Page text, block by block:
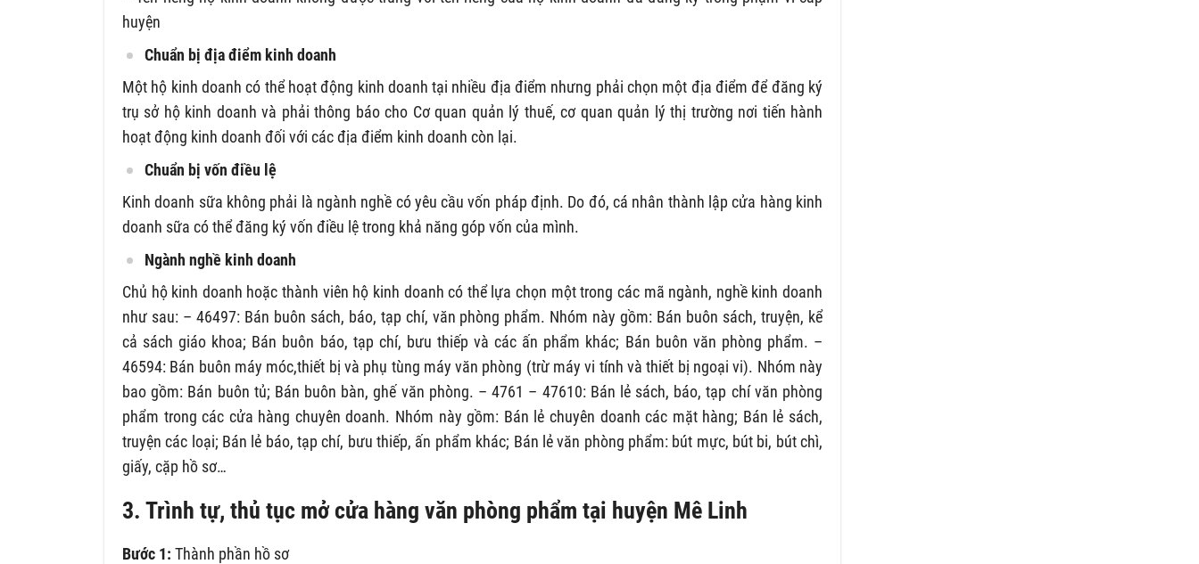
huyện
Chuẩn bị địa điểm kinh doanh
Một hộ kinh doanh có thể hoạt động kinh doanh tại nhiều địa điểm nhưng phải chọn một địa điểm để đăng ký
trụ sở hộ kinh doanh và phải thông báo cho Cơ quan quản lý thuế, cơ quan quản lý thị trường nơi tiến hành
hoạt động kinh doanh đối với các địa điểm kinh doanh còn lại.
Chuẩn bị vốn điều lệ
Kinh doanh sữa không phải là ngành nghề có yêu cầu vốn pháp định. Do đó, cá nhân thành lập cửa hàng kinh
doanh sữa có thể đăng ký vốn điều lệ trong khả năng góp vốn của mình.
Ngành nghề kinh doanh
Chủ hộ kinh doanh hoặc thành viên hộ kinh doanh có thể lựa chọn một trong các mã ngành, nghề kinh doanh
như sau: – 46497: Bán buôn sách, báo, tạp chí, văn phòng phẩm. Nhóm này gồm: Bán buôn sách, truyện, kể
cả sách giáo khoa; Bán buôn báo, tạp chí, bưu thiếp và các ấn phẩm khác; Bán buôn văn phòng phẩm. –
46594: Bán buôn máy móc,thiết bị và phụ tùng máy văn phòng (trừ máy vi tính và thiết bị ngoại vi). Nhóm này
bao gồm: Bán buôn tủ; Bán buôn bàn, ghế văn phòng. – 4761 – 47610: Bán lẻ sách, báo, tạp chí văn phòng
phẩm trong các cửa hàng chuyên doanh. Nhóm này gồm: Bán lẻ chuyên doanh các mặt hàng; Bán lẻ sách,
truyện các loại; Bán lẻ báo, tạp chí, bưu thiếp, ấn phẩm khác; Bán lẻ văn phòng phẩm: bút mực, bút bi, bút chì,
giấy, cặp hồ sơ…
3. Trình tự, thủ tục mở cửa hàng văn phòng phẩm tại huyện Mê Linh
Bước 1: Thành phần hồ sơ